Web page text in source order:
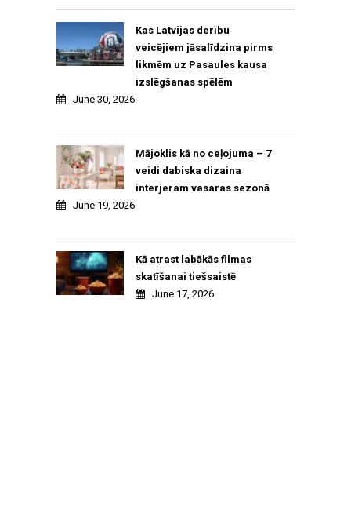
Kas Latvijas derību
veicējiem jāsalīdzina pirms
likmēm uz Pasaules kausa
izslēgšanas spēlēm
June 30, 2026
Mājoklis kā no ceļojuma – 7
veidi dabiska dizaina
interjeram vasaras sezonā
June 19, 2026
Kā atrast labākās filmas
skatīšanai tiešsaistē
June 17, 2026